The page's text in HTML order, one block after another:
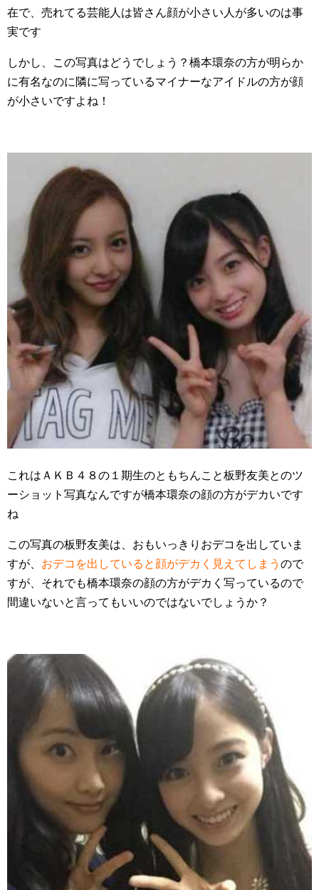
在で、売れてる芸能人は皆さん顔が小さい人が多いのは事
実です
しかし、この写真はどうでしょう？橋本環奈の方が明らか
に有名なのに隣に写っているマイナーなアイドルの方が顔
が小さいですよね！
これはＡＫＢ４８の１期生のともちんこと板野友美とのツ
ーショット写真なんですが橋本環奈の顔の方がデカいです
ね
この写真の板野友美は、おもいっきりおデコを出していま
すが、 おデコを出していると顔がデカく見えてしまう ので
すが、それでも橋本環奈の顔の方がデカく写っているので
間違いないと言ってもいいのではないでしょうか？